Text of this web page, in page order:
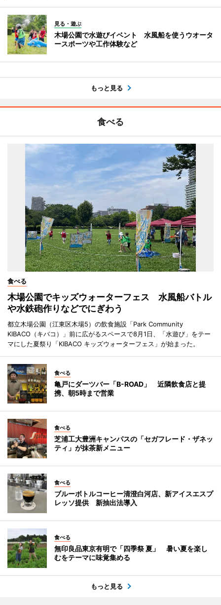
見る・遊ぶ
木場公園で水遊びイベント 水風船を使うウオータ
ースポーツや工作体験など
もっと見る
食べる
食べる
木場公園でキッズウォーターフェス 水風船バトル
や水鉄砲作りなどでにぎわう
都立木場公園（江東区木場5）の飲食施設「Park Community
KIBACO（キバコ）」前に広がるスペースで8月1日、「水遊び」をテー
マにした夏祭り「KIBACO キッズウォーターフェス」が始まった。
食べる
亀戸にダーツバー「B-ROAD」 近隣飲食店と提
携、朝5時まで営業
食べる
芝浦工大豊洲キャンパスの「セガフレード・ザネッ
ティ」が抹茶新メニュー
食べる
ブルーボトルコーヒー清澄白河店、新アイスエスプ
レッソ提供 新抽出法導入
食べる
無印良品東京有明で「四季祭 夏」 暑い夏を楽し
むをテーマに味覚集める
もっと見る